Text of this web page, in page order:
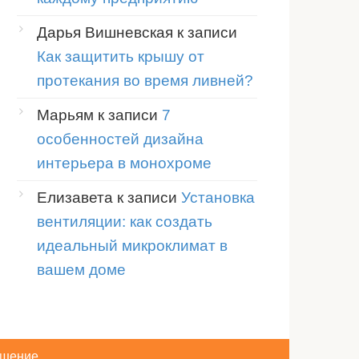
Дарья Вишневская к записи
Как защитить крышу от
протекания во время ливней?
Марьям к записи 7
особенностей дизайна
интерьера в монохроме
Елизавета к записи Установка
вентиляции: как создать
идеальный микроклимат в
вашем доме